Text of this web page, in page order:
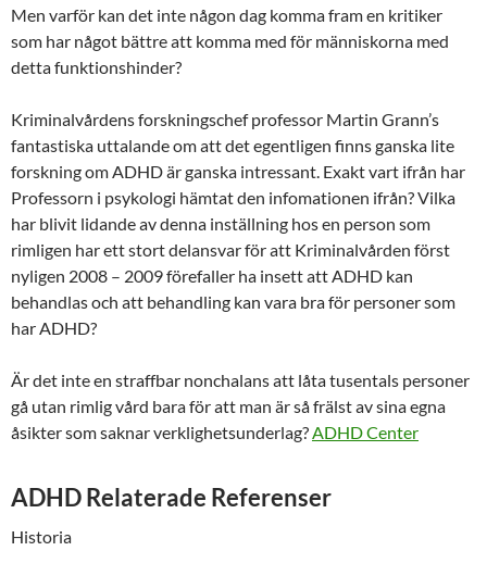
Men varför kan det inte någon dag komma fram en kritiker
som har något bättre att komma med för människorna med
detta funktionshinder?
Kriminalvårdens forskningschef professor Martin Grann’s
fantastiska uttalande om att det egentligen finns ganska lite
forskning om ADHD är ganska intressant. Exakt vart ifrån har
Professorn i psykologi hämtat den infomationen ifrån? Vilka
har blivit lidande av denna inställning hos en person som
rimligen har ett stort delansvar för att Kriminalvården först
nyligen 2008 – 2009 förefaller ha insett att ADHD kan
behandlas och att behandling kan vara bra för personer som
har ADHD?
Är det inte en straffbar nonchalans att låta tusentals personer
gå utan rimlig vård bara för att man är så frälst av sina egna
åsikter som saknar verklighetsunderlag?ADHD Center
ADHD Relaterade Referenser
Historia